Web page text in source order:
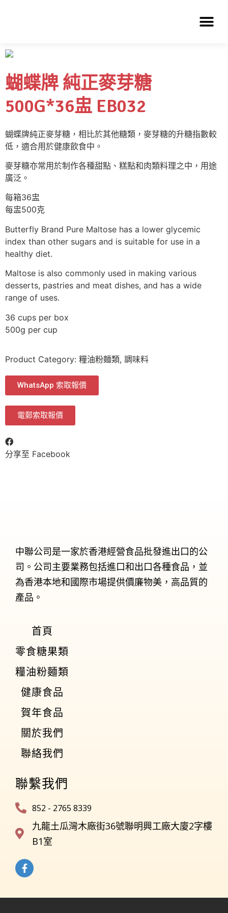
蝴蝶牌 純正麥芽糖
500G*36盅 EB032
蝴蝶牌純正麥芽糖，相比於其他糖類，麥芽糖的升糖指數較
低，適合用於健康飲食中。
麥芽糖亦常用於制作各種甜點、糕點和肉類料理之中，用途
廣泛。
每箱36盅
每盅500克
Butterfly Brand Pure Maltose has a lower glycemic
index than other sugars and is suitable for use in a
healthy diet.
Maltose is also commonly used in making various
desserts, pastries and meat dishes, and has a wide
range of uses.
36 cups per box
500g per cup
Product Category: 糧油粉麵類, 調味料
WhatsApp 索取報價
電郵索取報價
分享至 Facebook
中聯公司是一家於香港經營食品批發進出口的公
司。公司主要業務包括進口和出口各種食品，並
為香港本地和國際市場提供價廉物美，高品質的
產品。
首頁
零食糖果類
糧油粉麵類
健康食品
賀年食品
關於我們
聯絡我們
聯繫我們
852 - 2765 8339
九龍土瓜灣木廠街36號聯明興工廠大廈2字樓
B1室